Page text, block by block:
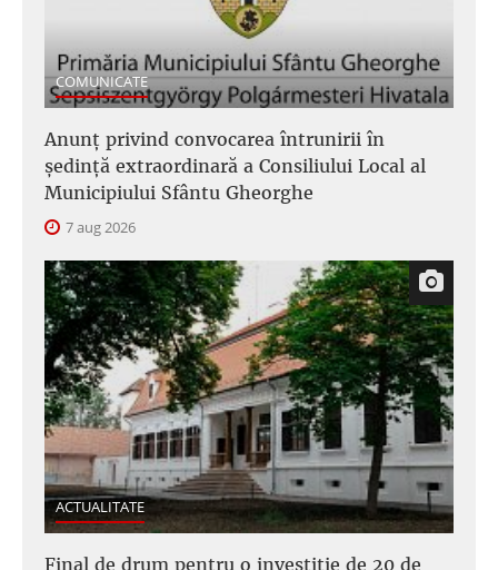
COMUNICATE
Anunţ privind convocarea întrunirii în
şedinţă extraordinară a Consiliului Local al
Municipiului Sfântu Gheorghe
7 aug 2026
ACTUALITATE
Final de drum pentru o investiție de 20 de